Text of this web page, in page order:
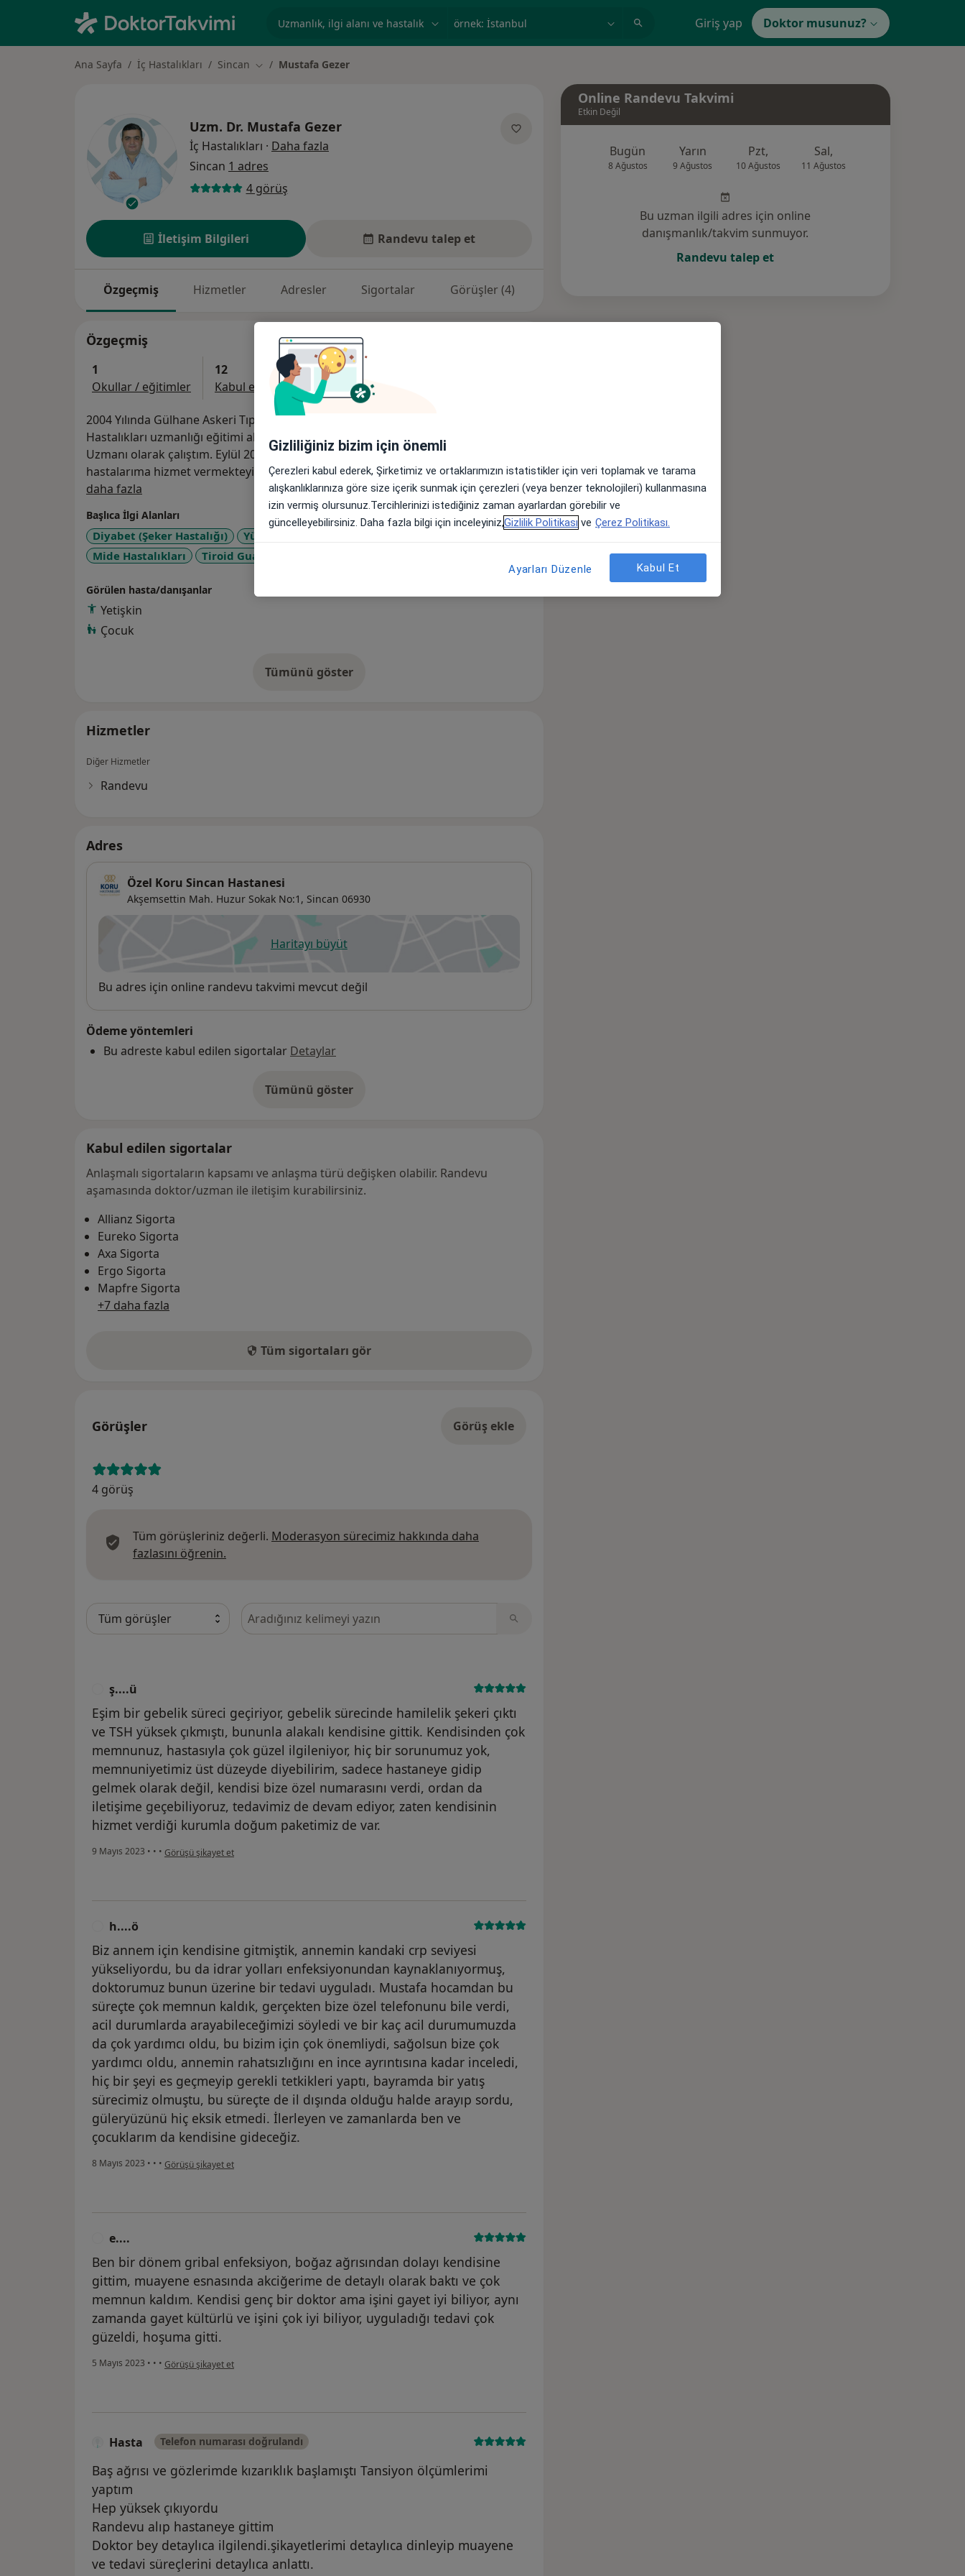
örnek: İstanbul Giriş yap Doktor musunuz?
Ana Sayfa İç Hastalıkları Sincan Şehir değiştir
Mustafa Gezer
Uzm. Dr. Mustafa Gezer
İç Hastalıkları · Daha fazla
Sincan 1 adres
4 görüş
İletişim Bilgileri Randevu talep et
Özgeçmiş Hizmetler Adresler Sigortalar Görüşler (4)
Özgeçmiş
1
Okullar / eğitimler
12
Kabul edilen sigortalar
2004 Yılında Gülhane Askeri Tıp Fakültesinden mezun oldum. Aynı üniversitede İç
Hastalıkları uzmanlığı eğitimi aldım. Değişik askeri hastanelerde İç Hastalıkları
Uzmanı olarak çalıştım. Eylül 2022'den itibaren Özel Sİncan Koru Hastanesinde
hastalarıma hizmet vermekteyim.
daha fazla
Başlıca İlgi Alanları
Diyabet (Şeker Hastalığı) Yüksek Tansiyon (Hipertansiyon)
Mide Hastalıkları
Tiroid Guatr
Görülen hasta/danışanlar
Yetişkin
Çocuk
Tümünü gösterdeneyim hakkında
Hizmetler
Diğer Hizmetler
Randevu
Adres
Özel Koru Sincan Hastanesi
Akşemsettin Mah. Huzur Sokak No:1, Sincan 06930
Haritayı büyüt
yeni bir sekmede açılır
Uygunluk
Bu adres için online randevu takvimi mevcut değil
Ödeme yöntemleri
Bu adreste kabul edilen sigortalar Detaylar
Tümünü göster
adres hakkında
Kabul edilen sigortalar
Anlaşmalı sigortaların kapsamı ve anlaşma türü değişken olabilir. Randevu
aşamasında doktor/uzman ile iletişim kurabilirsiniz.
Allianz Sigorta
Eureko Sigorta
Axa Sigorta
Ergo Sigorta
Mapfre Sigorta
+7 daha fazla
Tüm sigortaları gör
Görüşler Görüş ekle
4 görüş
Tüm görüşleriniz değerli. Moderasyon sürecimiz hakkında daha
fazlasını öğrenin.
Görüşler içerisinde ara
ş....ü
Eşim bir gebelik süreci geçiriyor, gebelik sürecinde hamilelik şekeri çıktı
ve TSH yüksek çıkmıştı, bununla alakalı kendisine gittik. Kendisinden çok
memnunuz, hastasıyla çok güzel ilgileniyor, hiç bir sorunumuz yok,
memnuniyetimiz üst düzeyde diyebilirim, sadece hastaneye gidip
gelmek olarak değil, kendisi bize özel numarasını verdi, ordan da
iletişime geçebiliyoruz, tedavimiz de devam ediyor, zaten kendisinin
hizmet verdiği kurumla doğum paketimiz de var.
9 Mayıs 2023 • • • kullanıcının görüşüne göre ş....ü
Görüşü şikayet et
h....ö
Biz annem için kendisine gitmiştik, annemin kandaki crp seviyesi
yükseliyordu, bu da idrar yolları enfeksiyonundan kaynaklanıyormuş,
doktorumuz bunun üzerine bir tedavi uyguladı. Mustafa hocamdan bu
süreçte çok memnun kaldık, gerçekten bize özel telefonunu bile verdi,
acil durumlarda arayabileceğimizi söyledi ve bir kaç acil durumumuzda
da çok yardımcı oldu, bu bizim için çok önemliydi, sağolsun bize çok
yardımcı oldu, annemin rahatsızlığını en ince ayrıntısına kadar inceledi,
hiç bir şeyi es geçmeyip gerekli tetkikleri yaptı, bayramda bir yatış
sürecimiz olmuştu, bu süreçte de il dışında olduğu halde arayıp sordu,
güleryüzünü hiç eksik etmedi. İlerleyen ve zamanlarda ben ve
çocuklarım da kendisine gideceğiz.
8 Mayıs 2023 • • • kullanıcının görüşüne göre h....ö
Görüşü şikayet et
e....
Ben bir dönem gribal enfeksiyon, boğaz ağrısından dolayı kendisine
gittim, muayene esnasında akciğerime de detaylı olarak baktı ve çok
memnun kaldım. Kendisi genç bir doktor ama işini gayet iyi biliyor, aynı
zamanda gayet kültürlü ve işini çok iyi biliyor, uyguladığı tedavi çok
güzeldi, hoşuma gitti.
5 Mayıs 2023 • • • kullanıcının görüşüne göre e....
Görüşü şikayet et
Hasta Telefon numarası doğrulandı
Baş ağrısı ve gözlerimde kızarıklık başlamıştı Tansiyon ölçümlerimi
yaptım
Hep yüksek çıkıyordu
Randevu alıp hastaneye gittim
Doktor bey detaylıca ilgilendi.şikayetlerimi detaylıca dinleyip muayene
ve tedavi süreçlerini detaylıca anlattı.
Online Randevu Takvimi
Etkin Değil
Bugün
8 Ağustos
Yarın
9 Ağustos
Pzt,
10 Ağustos
Sal,
11 Ağustos
Bu uzman ilgili adres için online
danışmanlık/takvim sunmuyor.
Randevu talep et
Gizliliğiniz bizim için önemli
Çerezleri kabul ederek, Şirketimiz ve ortaklarımızın istatistikler için veri toplamak ve tarama
alışkanlıklarınıza göre size içerik sunmak için çerezleri (veya benzer teknolojileri) kullanmasına
izin vermiş olursunuz.Tercihlerinizi istediğiniz zaman ayarlardan görebilir ve
güncelleyebilirsiniz. Daha fazla bilgi için inceleyiniz,Gizlilik Politikası ve Çerez Politikası.
Ayarları Düzenle Kabul Et